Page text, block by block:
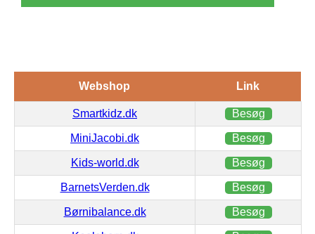
Webshop Link
Smartkidz.dk Besøg
MiniJacobi.dk Besøg
Kids-world.dk Besøg
BarnetsVerden.dk Besøg
Børnibalance.dk Besøg